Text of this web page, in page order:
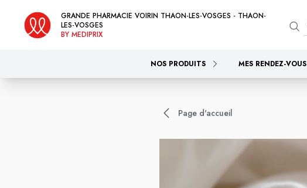
GRANDE PHARMACIE VOIRIN THAON-LES-VOSGES - THAON-
LES-VOSGES
BY MEDIPRIX
NOS PRODUITS MES RENDEZ-VOUS
Page d'accueil